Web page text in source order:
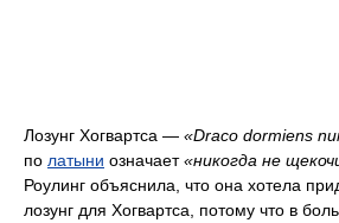
Лозунг Хогвартса — «Draco dormiens
по латыни означает«никогда не
Роулинг объяснила, что она хотела
лозунг для Хогвартса, потому что в